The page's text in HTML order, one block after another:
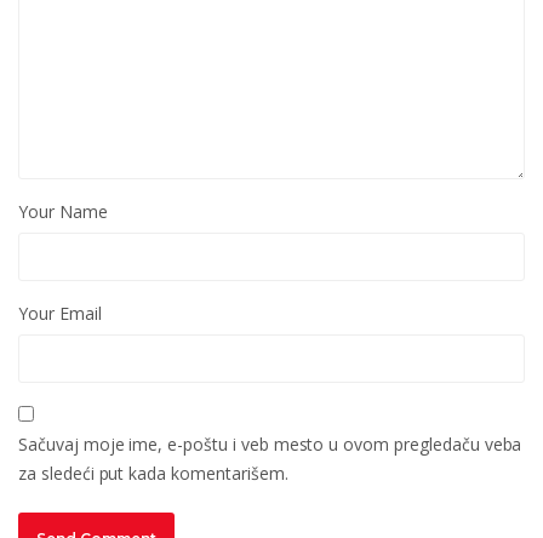
Your Name
Your Email
Sačuvaj moje ime, e-poštu i veb mesto u ovom pregledaču veba
za sledeći put kada komentarišem.